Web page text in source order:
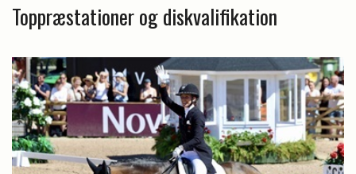
Toppræstationer og diskvalifikation